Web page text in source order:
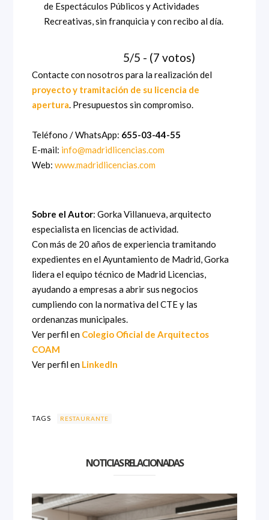
de Espectáculos Públicos y Actividades
Recreativas, sin franquicia y con recibo al día.
5/5 - (7 votos)
Contacte con nosotros para la realización del
proyecto y tramitación de su licencia de
apertura. Presupuestos sin compromiso.
Teléfono / WhatsApp: 655-03-44-55
E-mail: info@madridlicencias.com
Web:www.madridlicencias.com
Sobre el Autor: Gorka Villanueva, arquitecto
especialista en licencias de actividad.
Con más de 20 años de experiencia tramitando
expedientes en el Ayuntamiento de Madrid, Gorka
lidera el equipo técnico de Madrid Licencias,
ayudando a empresas a abrir sus negocios
cumpliendo con la normativa del CTE y las
ordenanzas municipales.
Ver perfil en Colegio Oficial de Arquitectos
COAM
Ver perfil en LinkedIn
TAGS RESTAURANTE
NOTICIAS RELACIONADAS